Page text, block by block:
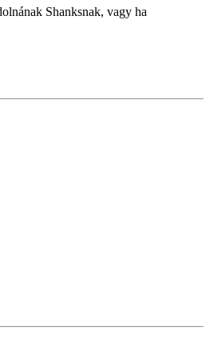
Shanksnak, vagy ha